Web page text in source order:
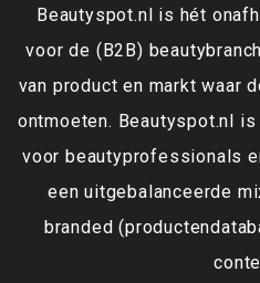
Beautyspot.nl is hét
voor de (B2B)
van product en markt waar
ontmoeten. Beautyspot.nl
voor beautyprofessionals
een uitgebalanceerde
branded